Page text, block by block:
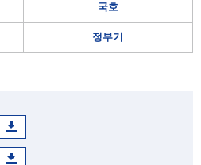
국호
정부기